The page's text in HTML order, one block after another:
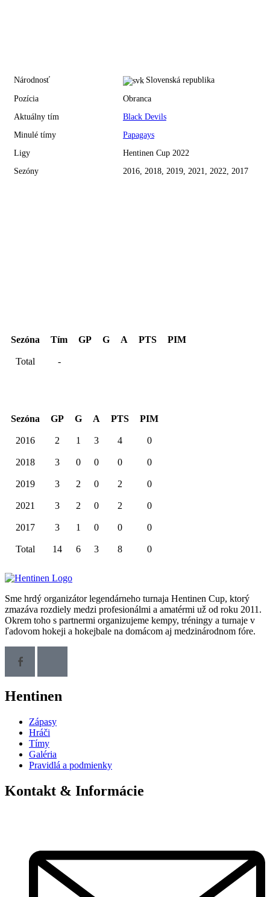
Národnosť Slovenská republika
Pozícia
Obranca
Aktuálny tím
Black Devils
Minulé tímy
Papagays
Ligy
Hentinen Cup 2022
Sezóny
2016, 2018, 2019, 2021, 2022, 2017
Sezóna Tím GP G A PTS PIM
Total -
Sezóna GP G A PTS PIM
2016 2 1 3 4 0
2018 3 0 0 0 0
2019 3 2 0 2 0
2021 3 2 0 2 0
2017 3 1 0 0 0
Total 14 6 3 8 0
Sme hrdý organizátor legendárneho turnaja Hentinen Cup, ktorý
zmazáva rozdiely medzi profesionálmi a amatérmi už od roku 2011.
Okrem toho s partnermi organizujeme kempy, tréningy a turnaje v
ľadovom hokeji a hokejbale na domácom aj medzinárodnom fóre.
Hentinen
Zápasy
Hráči
Tímy
Galéria
Pravidlá a podmienky
Kontakt & Informácie